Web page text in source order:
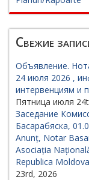
Свежие
Объявление.
24 июля 2026 ,
интервенциям и
Пятница июля
Заседание
Басарабяска,
Anunț, Notar
Asociația
Republica
23rd, 2026